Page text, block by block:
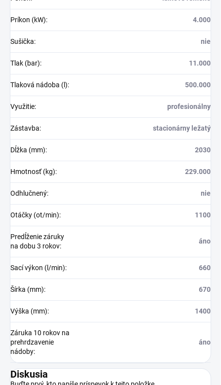
Príkon (kW): 4.000
Sušička: nie
Tlak (bar): 11.000
Tlaková nádoba (l): 500.000
Využitie: profesionálny
Zástavba: stacionárny ležatý
Dĺžka (mm): 2030
Hmotnosť (kg): 229.000
Odhlučnený: nie
Otáčky (ot/min): 1100
Predĺženie záruky
na dobu 3 rokov:
áno
Sací výkon (l/min): 660
Šírka (mm): 670
Výška (mm): 1400
Záruka 10 rokov na
prehrdzavenie
nádoby:
áno
Diskusia